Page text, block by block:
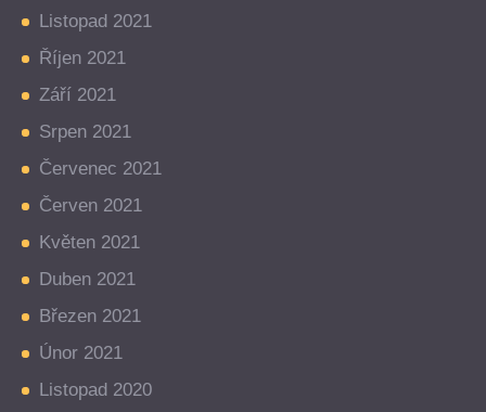
Listopad 2021
Říjen 2021
Září 2021
Srpen 2021
Červenec 2021
Červen 2021
Květen 2021
Duben 2021
Březen 2021
Únor 2021
Listopad 2020